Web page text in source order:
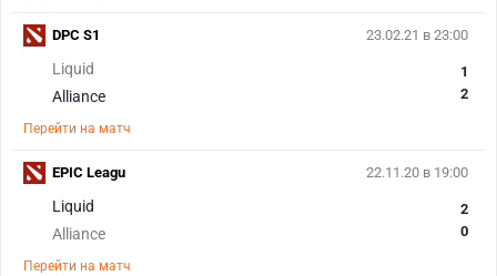
23.02.21 в 23:00
Liquid
Alliance
1
2
Перейти на матч
DPC S1
22.11.20 в 19:00
Liquid
Alliance
2
0
Перейти на матч
EPIC Leagu